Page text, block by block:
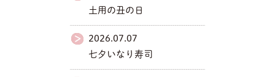
土用の丑の日
2026.07.07
七夕いなり寿司